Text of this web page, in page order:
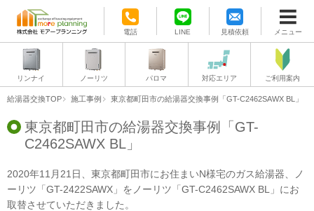
電話 LINE 見積依頼 メニュー
リンナイ ノーリツ パロマ 対応エリア ご利用案内
給湯器交換TOP 施工事例 東京都町田市の給湯器交換事例「GT-C2462SAWX BL」
東京都町田市の給湯器交換事例「GT-
C2462SAWX BL」
2020年11月21日、東京都町田市にお住まいN様宅のガス給湯器、ノ
ーリツ「GT-2422SAWX」をノーリツ「GT-C2462SAWX BL」にお
取替させていただきました。